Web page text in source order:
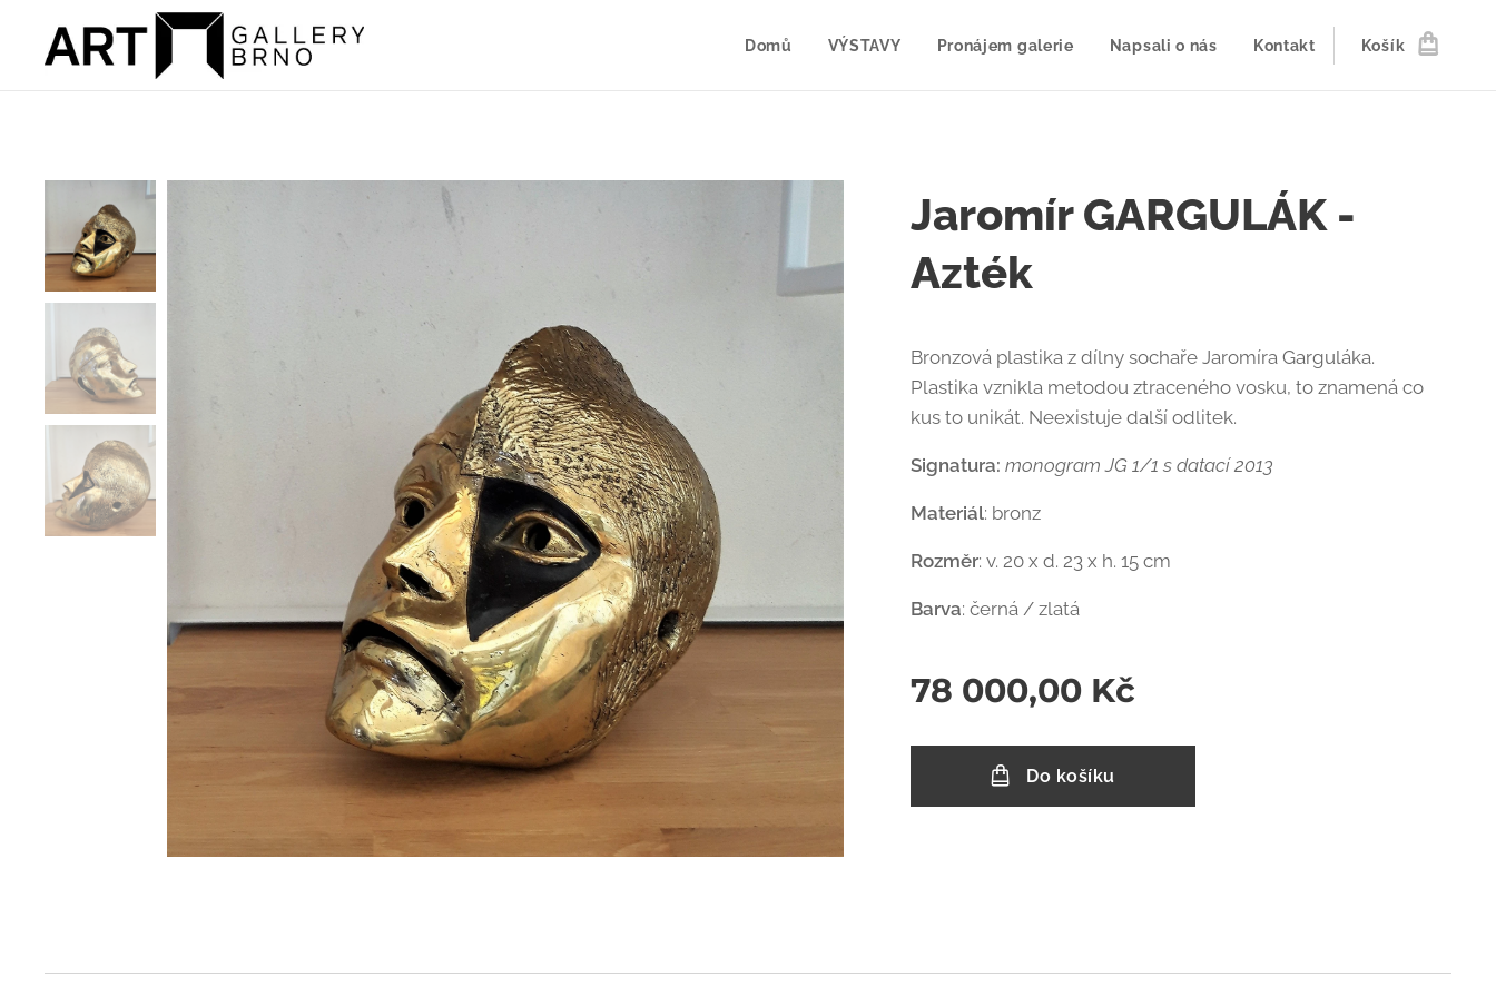
Domů VÝSTAVY Pronájem galerie Napsali o nás Kontakt Košík
Jaromír GARGULÁK -
Azték
Bronzová plastika z dílny sochaře Jaromíra Garguláka.
Plastika vznikla metodou ztraceného vosku, to znamená co
kus to unikát. Neexistuje další odlitek.
Signatura:monogram JG 1/1 s datací 2013
Materiál: bronz
Rozměr: v. 20 x d. 23 x h. 15 cm
Barva: černá / zlatá
78 000,00 Kč
Do košíku